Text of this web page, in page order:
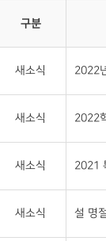
구분
새소식 2022
새소식 2022
새소식 2021
새소식 설 명